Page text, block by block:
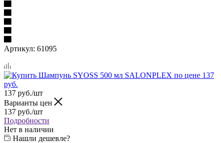
Артикул: 61095
137 руб./шт
Варианты цен
137 руб./шт
Подробности
Нет в наличии
Нашли дешевле?